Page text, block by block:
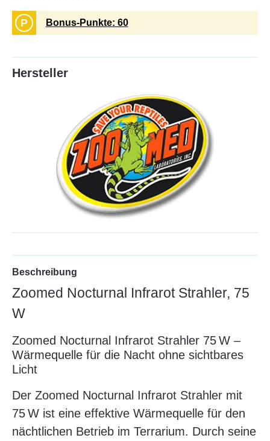
P Bonus-Punkte: 60
Hersteller
Beschreibung
Zoomed Nocturnal Infrarot Strahler, 75
W
Zoomed Nocturnal Infrarot Strahler 75 W –
Wärmequelle für die Nacht ohne sichtbares
Licht
Der Zoomed Nocturnal Infrarot Strahler mit
75 W ist eine effektive Wärmequelle für den
nächtlichen Betrieb im Terrarium. Durch seine